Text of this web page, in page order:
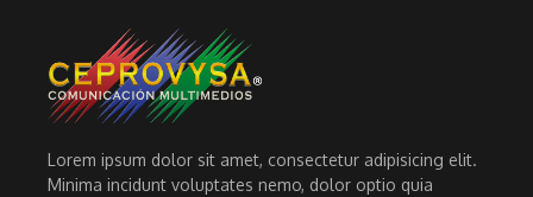
Lorem ipsum dolor sit amet, consectetur adipisicing elit.
Minima incidunt voluptates nemo, dolor optio quia